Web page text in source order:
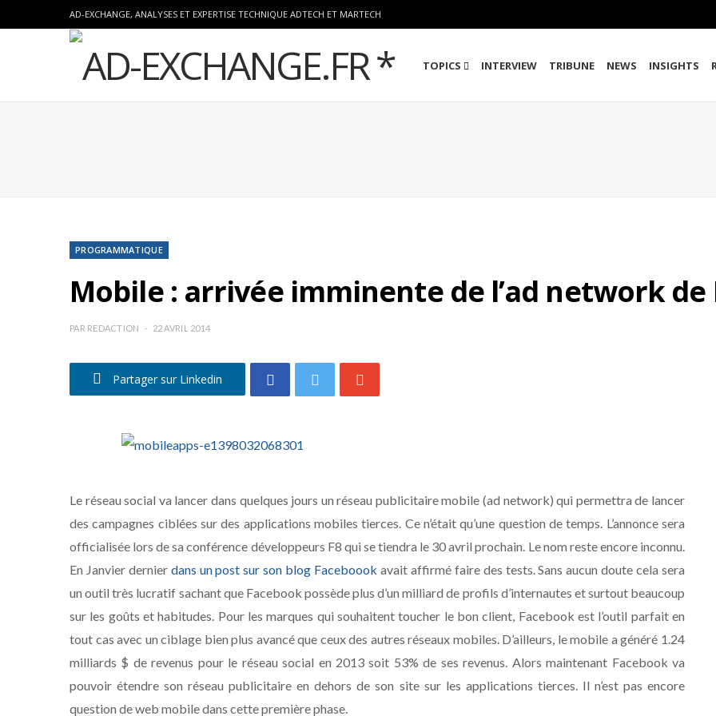
AD-EXCHANGE, ANALYSES ET EXPERTISE TECHNIQUE ADTECH ET MARTECH
TOPICS INTERVIEW TRIBUNE NEWS INSIGHTS
PROGRAMMATIQUE
Mobile : arrivée imminente de l’ad network de
PAR REDACTION 22 AVRIL 2014
Partager sur Linkedin
Le réseau social va lancer dans quelques jours un réseau publicitaire mobile (ad network) qui permettra de lancer
des campagnes ciblées sur des applications mobiles tierces. Ce n’était qu’une question de temps. L’annonce sera
officialisée lors de sa conférence développeurs F8 qui se tiendra le 30 avril prochain. Le nom reste encore inconnu.
En Janvier dernier dans un post sur son blog Faceboook avait affirmé faire des tests. Sans aucun doute cela sera
un outil très lucratif sachant que Facebook possède plus d’un milliard de profils d’internautes et surtout beaucoup
sur les goûts et habitudes. Pour les marques qui souhaitent toucher le bon client, Facebook est l’outil parfait en
tout cas avec un ciblage bien plus avancé que ceux des autres réseaux mobiles. D’ailleurs, le mobile a généré 1.24
milliards $ de revenus pour le réseau social en 2013 soit 53% de ses revenus. Alors maintenant Facebook va
pouvoir étendre son réseau publicitaire en dehors de son site sur les applications tierces. Il n’est pas encore
question de web mobile dans cette première phase.